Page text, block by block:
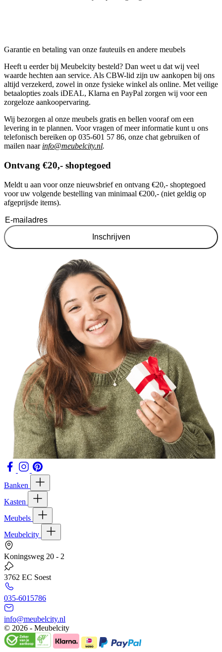
Garantie en betaling van onze fauteuils en andere meubels
Heeft u eerder bij Meubelcity besteld? Dan weet u dat wij veel
waarde hechten aan service. Als CBW-lid zijn uw aankopen bij ons
altijd verzekerd, zowel in onze fysieke winkel als online. Met veilige
betaalopties zoals iDEAL, Klarna en PayPal zorgen wij voor een
zorgeloze aankoopervaring.
Wij bezorgen al onze meubels gratis en bellen vooraf om een
levering in te plannen. Voor vragen of meer informatie kunt u ons
telefonisch bereiken op 035-601 57 86, onze chat gebruiken of
mailen naar info@meubelcity.nl.
Ontvang €20,- shoptegoed
Meldt u aan voor onze nieuwsbrief en ontvang €20,- shoptegoed
voor uw volgende bestelling van minimaal €200,- (niet geldig op
afgeprijsde items).
Inschrijven
Banken
Kasten
Meubels
Meubelcity
Koningsweg 20 - 2
3762 EC Soest
035-6015786
info@meubelcity.nl
© 2026 - Meubelcity